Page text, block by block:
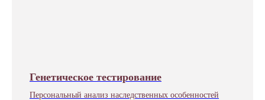
Генетическое тестирование
Персональный анализ наследственных особенностей